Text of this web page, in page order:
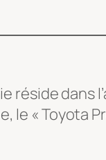
réside dans
le « Toyota